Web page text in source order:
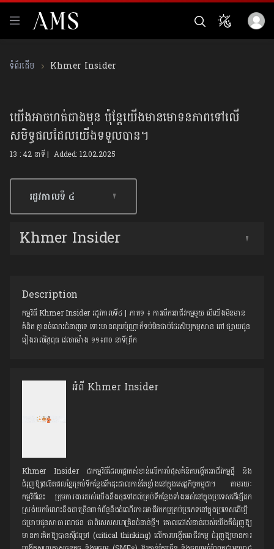
Khmer Insider
យើងអាចហត់ជាងមុន ប៉ុន្តែយើងមានមោទនភាពទៅលើ
សមិទ្ធផលដែលយើងទទួលបាន។
13 : 42 នាទី | Added: 12.02.2025
Description
កម្មវិធី Khmer Insider រដូវកាលទី៤ | ភាគ១ ៖ ការបើកអាជីវកម្មមួយ បើយើងមិនមាន
គំនិត គ្មានចំណេះជំនាញទេ ទោះមានលុយប៉ុណ្ណាក៏ទប់មិនជាប់ដែរសិប្បកម្មសាន ពៅ ផ្សាយជូន
រៀងរាល់ថ្ងៃពុធ វេលាម៉ោង ១១៖៣០ នាទីព្រឹក
អំពី Khmer Insider
Khmer Insider ជាកម្មវិធីដែលផ្តោតសំខាន់លើការបំផុសគំនិតបង្កើតអាជីវកម្មថ្មី និង
ជំរុញឱ្យផលិតផលខ្មែរគ្រប់ទីកន្លែង​រីកដុះដាលកាន់តែខ្លាំងនៅក្នុងសេដ្ឋកិច្ចកម្ពុជា។ តាមរយៈ
កម្មវិធីនេះ ក្រុមការងាររបស់យើងនឹងចុះទៅដល់គ្រប់ទីកន្លែងទាំងអស់នៅក្នុងប្រទេសដើម្បីដក
ស្រង់យក​ចំណេះដឹងជាច្រើនពាក់ព័ន្ធនឹងដំណើរការអាជីវកកម្មគ្រប់ប្រភេទនៅក្នុងប្រទេសដើម្បី
ជម្រាបជូនសាធារណជន ជាពិសេស​សហគ្រិនជំនាន់ថ្មី។ គោលដៅសំខាន់របស់យើងគឺជំរុញឱ្យ​
មានការគិតឱ្យបានស៊ីជម្រៅ (critical thinking) លើការបង្កើតអាជីវកម្ម ជំរុញឱ្យមានការ
រដូវកាលទី​ ៤
Khmer Insider